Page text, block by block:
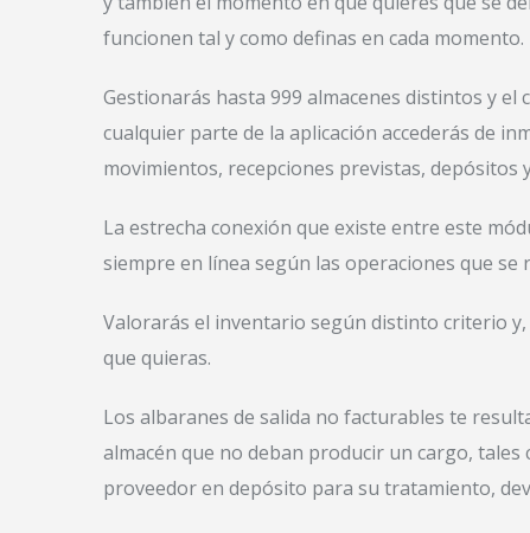
funcionen tal y como definas en cada momento.
Gestionarás hasta 999 almacenes distintos y
cualquier parte de la aplicación accederás de
movimientos, recepciones previstas,
La estrecha conexión que existe entre este
siempre en línea según las operaciones que se
Valorarás el inventario según distinto criterio
que quieras.
Los albaranes de salida no facturables te
almacén que no deban producir un cargo,
proveedor en depósito para su tratamiento,